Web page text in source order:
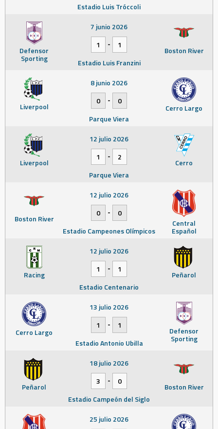
Estadio Luis Tróccoli
Defensor
Sporting
Boston River
7 junio 2026
1
-
1
Estadio Luis Franzini
Liverpool Cerro Largo
8 junio 2026
0
-
0
Parque Viera
Liverpool Cerro
12 julio 2026
1
-
2
Parque Viera
Boston River Central
Español
12 julio 2026
0
-
0
Estadio Campeones Olímpicos
Racing Peñarol
12 julio 2026
1
-
1
Estadio Centenario
Cerro Largo Defensor
Sporting
13 julio 2026
1
-
1
Estadio Antonio Ubilla
Peñarol Boston River
18 julio 2026
3
-
0
Estadio Campeón del Siglo
25 julio 2026